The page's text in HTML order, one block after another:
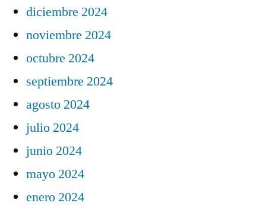
diciembre 2024
noviembre 2024
octubre 2024
septiembre 2024
agosto 2024
julio 2024
junio 2024
mayo 2024
enero 2024